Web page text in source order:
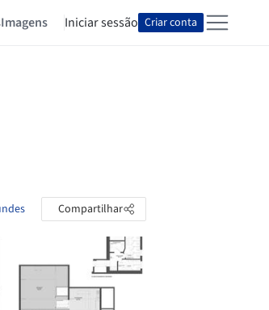
Imagens Iniciar sessão Criar conta
Compartilhar